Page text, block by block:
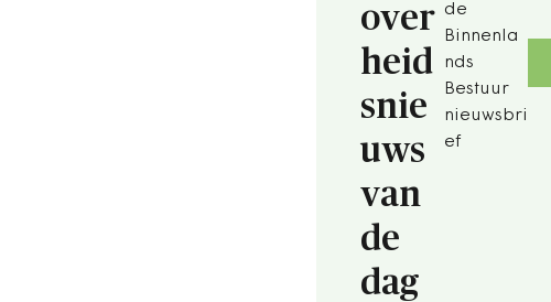
over
heid
snie
uws
van
de
dag
de
Binnenla
nds
Bestuur
nieuwsbri
ef